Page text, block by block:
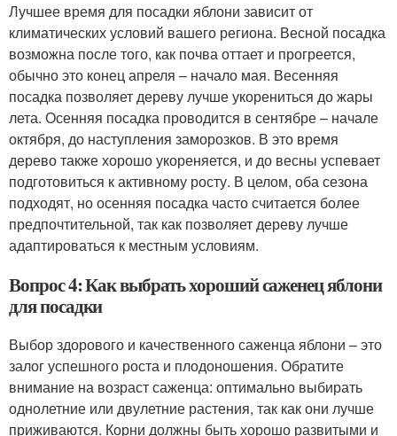
Лучшее время для посадки яблони зависит от
климатических условий вашего региона. Весной посадка
возможна после того, как почва оттает и прогреется,
обычно это конец апреля – начало мая. Весенняя
посадка позволяет дереву лучше укорениться до жары
лета. Осенняя посадка проводится в сентябре – начале
октября, до наступления заморозков. В это время
дерево также хорошо укореняется, и до весны успевает
подготовиться к активному росту. В целом, оба сезона
подходят, но осенняя посадка часто считается более
предпочтительной, так как позволяет дереву лучше
адаптироваться к местным условиям.
Вопрос 4: Как выбрать хороший саженец яблони
для посадки
Выбор здорового и качественного саженца яблони – это
залог успешного роста и плодоношения. Обратите
внимание на возраст саженца: оптимально выбирать
однолетние или двулетние растения, так как они лучше
приживаются. Корни должны быть хорошо развитыми и